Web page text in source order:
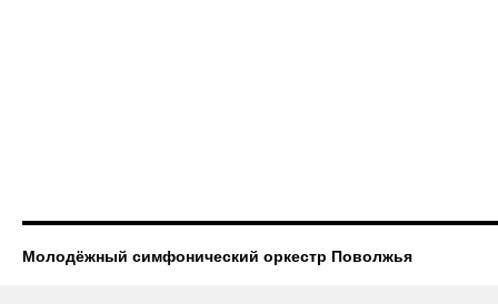
Молодёжный симфонический оркестр Поволжья